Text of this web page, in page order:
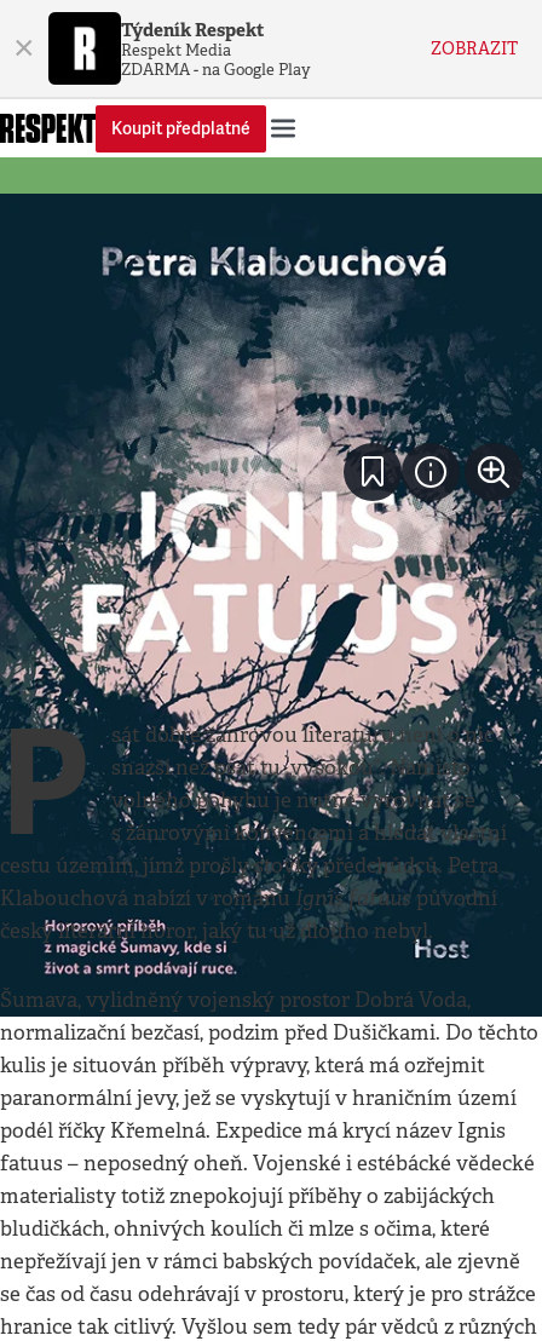
× Týdeník Respekt
Respekt Media
ZDARMA - na Google Play
ZOBRAZIT
Koupit předplatné
Kultura•9. 6. 2024• 3minuty
Akta X ze Šumavy
Petr A. Bílek
P
sát dobře žánrovou literaturu není o nic
snazší než psát tu „vysokou“. Namísto
volného pohybu je nutné vyrovnat se
s žánrovými konvencemi a hledat vlastní
cestu územím, jímž prošly stovky předchůdců. Petra
Klabouchová nabízí v románuIgnis fatuus původní
český literární horor, jaký tu už dlouho nebyl.
Šumava, vylidněný vojenský prostor Dobrá Voda,
normalizační bezčasí, podzim před Dušičkami. Do těchto
kulis je situován příběh výpravy, která má ozřejmit
paranormální jevy, jež se vyskytují v hraničním území
podél říčky Křemelná. Expedice má krycí název Ignis
fatuus – neposedný oheň. Vojenské i estébácké vědecké
materialisty totiž znepokojují příběhy o zabijáckých
bludičkách, ohnivých koulích či mlze s očima, které
nepřežívají jen v rámci babských povídaček, ale zjevně
se čas od času odehrávají v prostoru, který je pro strážce
hranice tak citlivý. Vyšlou sem tedy pár vědců z různých